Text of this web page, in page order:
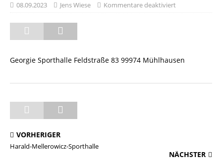
08.09.2023 Jens Wiese Kommentare deaktiviert
Georgie Sporthalle Feldstraße 83 99974 Mühlhausen
VORHERIGER
Harald-Mellerowicz-Sporthalle
NÄCHSTER